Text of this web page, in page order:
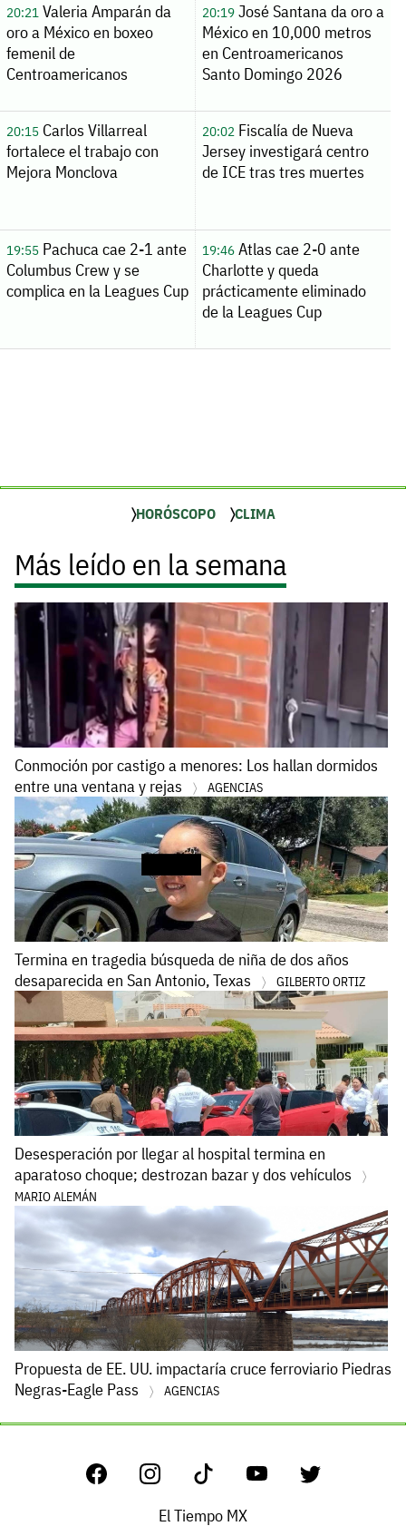
20:21Valeria Amparán da
oro a México en boxeo
femenil de
Centroamericanos
20:19José Santana da oro a
México en 10,000 metros
en Centroamericanos
Santo Domingo 2026
20:15Carlos Villarreal
fortalece el trabajo con
Mejora Monclova
20:02Fiscalía de Nueva
Jersey investigará centro
de ICE tras tres muertes
19:55Pachuca cae 2-1 ante
Columbus Crew y se
complica en la Leagues Cup
19:46Atlas cae 2-0 ante
Charlotte y queda
prácticamente eliminado
de la Leagues Cup
HORÓSCOPO CLIMA
Más leído en la semana
Conmoción por castigo a menores: Los hallan dormidos
entre una ventana y rejas
AGENCIAS
Termina en tragedia búsqueda de niña de dos años
desaparecida en San Antonio, Texas
GILBERTO ORTIZ
Desesperación por llegar al hospital termina en
aparatoso choque; destrozan bazar y dos vehículos
MARIO ALEMÁN
Propuesta de EE. UU. impactaría cruce ferroviario Piedras
Negras-Eagle Pass
AGENCIAS
El Tiempo MX